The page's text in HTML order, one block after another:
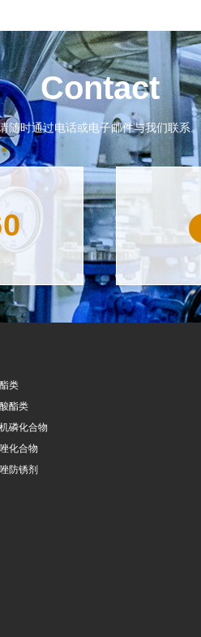
Contact
随时通过电话或电子邮件与我们联系。
类
酯类
磷化合物
化合物
防锈剂